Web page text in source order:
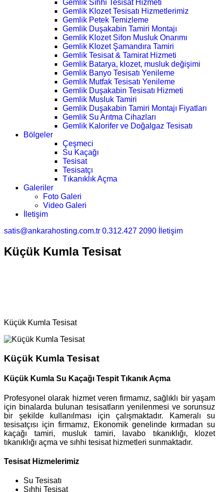
Gemlik Sıhhi Tesisat Hizmeti
Gemlik Klozet Tesisatı Hizmetlerimiz
Gemlik Petek Temizleme
Gemlik Duşakabin Tamiri Montajı
Gemlik Klozet Sifon Musluk Onarımı
Gemlik Klozet Şamandıra Tamiri
Gemlik Tesisat & Tamirat Hizmeti
Gemlik Batarya, klozet, musluk değişimi
Gemlik Banyo Tesisatı Yenileme
Gemlik Mutfak Tesisatı Yenileme
Gemlik Duşakabin Tesisatı Hizmeti
Gemlik Musluk Tamiri
Gemlik Duşakabin Tamiri Montajı Fiyatları
Gemlik Su Arıtma Cihazları
Gemlik Kalorifer ve Doğalgaz Tesisatı
Bölgeler
Çeşmeci
Su Kaçağı
Tesisat
Tesisatçı
Tıkanıklık Açma
Galeriler
Foto Galeri
Video Galeri
İletişim
satis@ankarahosting.com.tr 0.312.427 2090 İletişim
Küçük Kumla Tesisat
Küçük Kumla Tesisat
Küçük Kumla Tesisat
Küçük Kumla Su Kaçağı Tespit Tıkanık Açma
Profesyonel olarak hizmet veren firmamız, sağlıklı bir yaşam
için binalarda bulunan tesisatların yenilenmesi ve sorunsuz
bir şekilde kullanılması için çalışmaktadır. Kameralı su
tesisatçısı için firmamız, Ekonomik genelinde kırmadan su
kaçağı tamiri, musluk tamiri, lavabo tıkanıklığı, klozet
tıkanıklığı açma ve sıhhi tesisat hizmetleri sunmaktadır.
Tesisat Hizmelerimiz
Su Tesisatı
Sıhhi Tesisat